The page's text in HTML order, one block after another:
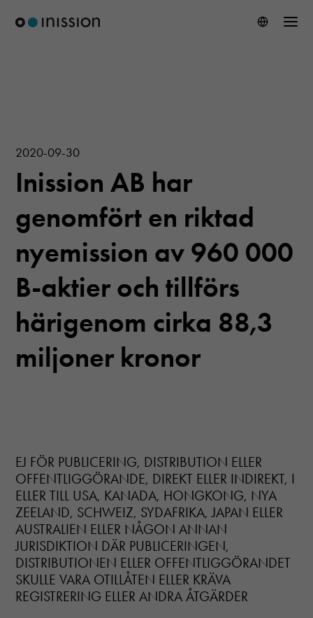
2020-09-30
Inission AB har
genomfört en riktad
nyemission av 960 000
B-aktier och tillförs
härigenom cirka 88,3
miljoner kronor
EJ FÖR PUBLICERING, DISTRIBUTION ELLER
OFFENTLIGGÖRANDE, DIREKT ELLER INDIREKT, I
ELLER TILL USA, KANADA, HONGKONG, NYA
ZEELAND, SCHWEIZ, SYDAFRIKA, JAPAN ELLER
AUSTRALIEN ELLER NÅGON ANNAN
JURISDIKTION DÄR PUBLICERINGEN,
DISTRIBUTIONEN ELLER OFFENTLIGGÖRANDET
SKULLE VARA OTILLÅTEN ELLER KRÄVA
REGISTRERING ELLER ANDRA ÅTGÄRDER